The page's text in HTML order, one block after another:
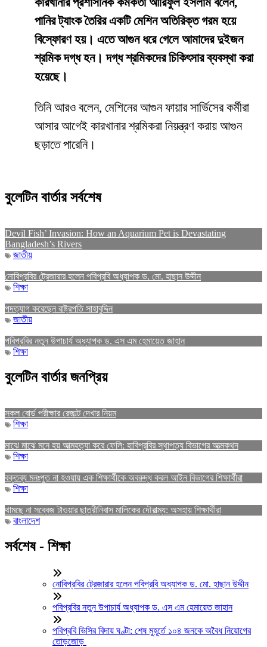
পানির ট্যাংক তৈরির একটি মেশিন অতিরিক্ত গরম হয়ে
বিস্ফোরণ হয়। এতে আগুন ধরে গেলে আমাদের দুইজন
শ্রমিক দগ্ধ হন। দগ্ধ শ্রমিকদের চিকিৎসার ব্যবস্থা করা
হয়েছে।
তিনি আরও বলেন, মেশিনের আগুন ফায়ার সার্ভিসের কর্মীরা
আসার আগেই কারখানার শ্রমিকরা নিয়ন্ত্রণ করায় আগুন
ছড়াতে পারেনি।
বুলেটিন বার্তার সর্বশেষ
Devil Fish’ Invasion: How an Aquarium Pet is Devastating
Bangladesh’s Rivers
জাতীয়
নোবিপ্রবির ট্রেজারার হলেন পবিপ্রবি অধ্যাপক ড. মো. হাছান উদ্দীন
শিক্ষা
পদত্যাগ করেছেন রাষ্ট্রপতি সাহাবুদ্দিন
জাতীয়
পবিপ্রবির নতুন উপাচার্য অধ্যাপক ড. এস এম হেমায়েত জাহান
শিক্ষা
বুলেটিন বার্তার জনপ্রিয়
সকল বোর্ড পরীক্ষার রেজাল্ট দেখার নিয়ম
শিক্ষা
মাঝে মাঝে মনে হয় আত্মহত্যা করে ফেলি: হাবিপ্রবির স্থাপত্য বিভাগের আত্মকথন
শিক্ষা
বক্তব্য মনঃপুত না হওয়ায় এক শিক্ষার্থীকে অবরুদ্ধ করল আইন বিভাগের শিক্ষার্থীরা
শিক্ষা
থামছে না সব্বেজ টাওয়ার ছাত্রীনিবাস মালিকের দৌরাত্ম্য: অসহায় শিক্ষার্থীরা
বাংলাদেশ
সর্বশেষ - শিক্ষা
নোবিপ্রবির ট্রেজারার হলেন পবিপ্রবি অধ্যাপক ড. মো. হাছান উদ্দীন
পবিপ্রবির নতুন উপাচার্য অধ্যাপক ড. এস এম হেমায়েত জাহান
পবিপ্রবি ভিসির বিদায় ঘণ্টা: শেষ মুহূর্তে ১০৪ জনকে অবৈধ নিয়োগের
তোড়জোড়